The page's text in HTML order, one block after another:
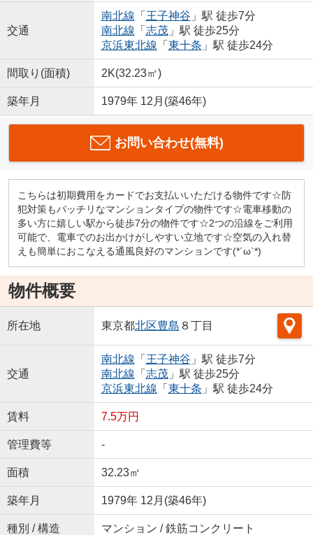
交通
南北線 「 王子神谷 」駅 徒歩7分
南北線 「 志茂」駅 徒歩25分
京浜東北線 「 東十条 」駅 徒歩24分
間取り(面積) 2K(32.23㎡)
築年月 1979年 12月(築46年)
お問い合わせ(無料)
こちらは初期費用をカードでお支払いいただける物件です☆防
犯対策もバッチリなマンションタイプの物件です☆電車移動の
多い方に嬉しい駅から徒歩7分の物件です☆2つの沿線をご利用
可能で、電車でのお出かけがしやすい立地です☆空気の入れ替
えも簡単におこなえる通風良好のマンションです(*´ω`*)
物件概要
所在地 東京都北区豊島 ８丁目
交通
南北線 「 王子神谷 」駅 徒歩7分
南北線 「 志茂」駅 徒歩25分
京浜東北線 「 東十条 」駅 徒歩24分
賃料 7.5万円
管理費等 -
面積 32.23㎡
築年月 1979年 12月(築46年)
種別 / 構造 マンション / 鉄筋コンクリート